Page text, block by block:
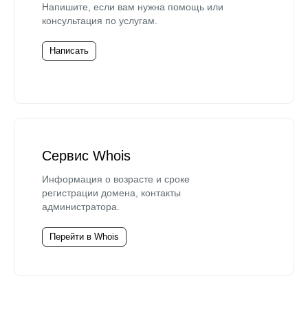
Напишите, если вам нужна помощь или
консультация по услугам.
Написать
Сервис Whois
Информация о возрасте и сроке
регистрации домена, контакты
администратора.
Перейти в Whois